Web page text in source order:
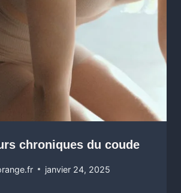
chroniques du coude
janvier 24, 2025